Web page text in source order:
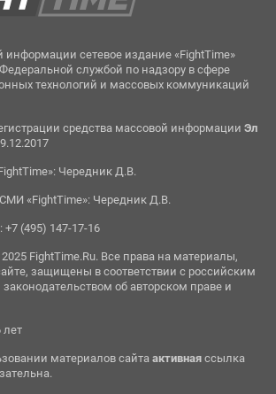
информации сетевое издание «FightTime»
службой по надзору в сфере
технологий и массовых коммуникаций
средства массовой информации Эл
Чередник Д.В.
«FightTime»: Чередник Д.В.
(495) 147-17-16
FightTime.Ru. Все права на материалы,
защищены в соответствии с российским
об авторском праве и
материалов сайта активнаяссылка